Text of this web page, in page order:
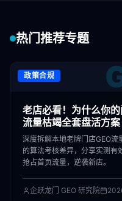
热门推荐专题
政策合规
老店必看！为什么你
流量枯竭全套盘活方案
深度拆解本地老牌门店GEO
的算法考核差异，分享实测有
抢占首页流量，逆袭新店。
企跃龙门 GEO 研究院